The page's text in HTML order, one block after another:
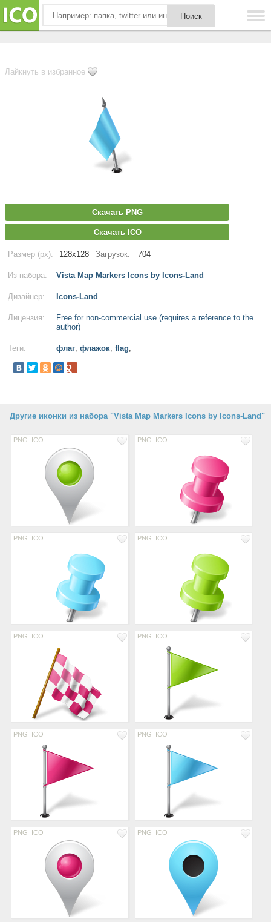
Лайкнуть в избранное
Скачать PNG
Скачать ICO
Размер (px): 128x128 Загрузок: 704
Из набора: Vista Map Markers Icons by Icons-Land
Дизайнер: Icons-Land
Лицензия:
Free for non-commercial use (requires a reference to the
author)
Теги: флаг, флажок, flag,
Другие иконки из набора "Vista Map Markers Icons by Icons-Land"
PNG ICO PNG ICO
PNG ICO PNG ICO
PNG ICO PNG ICO
PNG ICO PNG ICO
PNG ICO PNG ICO